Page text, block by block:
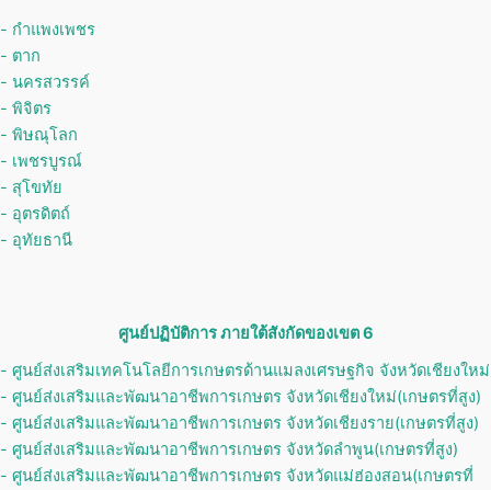
- กำแพงเพชร
- ตาก
- นครสวรรค์
- พิจิตร
- พิษณุโลก
- เพชรบูรณ์
- สุโขทัย
- อุตรดิตถ์
- อุทัยธานี
ศูนย์ปฏิบัติการ ภายใต้สังกัดของเขต 6
- ศูนย์ส่งเสริมเทคโนโลยีการเกษตรด้านแมลงเศรษฐกิจ จังหวัดเชียงใหม่
- ศูนย์ส่งเสริมและพัฒนาอาชีพการเกษตร จังหวัดเชียงใหม่(เกษตรที่สูง)
- ศูนย์ส่งเสริมและพัฒนาอาชีพการเกษตร จังหวัดเชียงราย(เกษตรที่สูง)
- ศูนย์ส่งเสริมและพัฒนาอาชีพการเกษตร จังหวัดลำพูน(เกษตรที่สูง)
- ศูนย์ส่งเสริมและพัฒนาอาชีพการเกษตร จังหวัดแม่ฮ่องสอน(เกษตรที่